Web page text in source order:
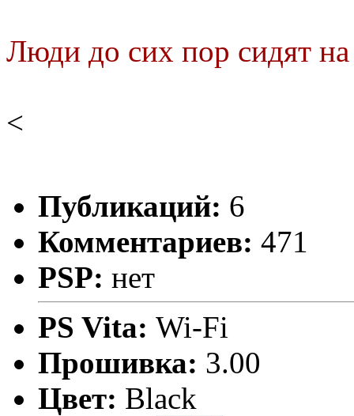
Люди до сих пор сидят
<
Публикаций: 6
Комментариев: 471
PSP: нет
PS Vita: Wi-Fi
Прошивка: 3.00
Цвет: Black